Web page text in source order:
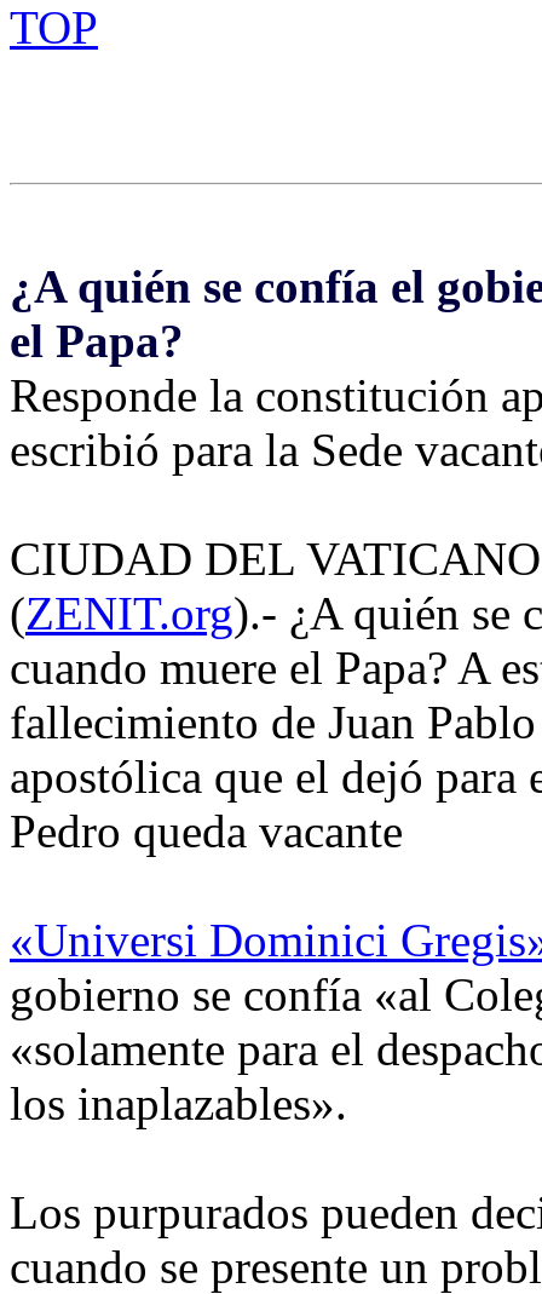
TOP
¿A quién se confía el
el Papa?
Responde la constitución
escribió para la Sede
CIUDAD DEL
(ZENIT.org).- ¿A quién se
cuando muere el Papa? A
fallecimiento de Juan
apostólica que el dejó para
Pedro queda vacante
«Universi Dominici
gobierno se confía «al
«solamente para el
los inaplazables».
Los purpurados pueden
cuando se presente un